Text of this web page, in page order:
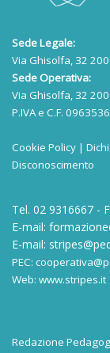
Sede Legale:
Via Ghisolfa, 32
Sede Operativa:
Via Ghisolfa, 32
P.IVA e C.F.
Cookie Policy |
Disconoscimento
Tel. 02 9316667 -
E-mail:
E-mail:
PEC:
Web: www.stripes.it
Redazione